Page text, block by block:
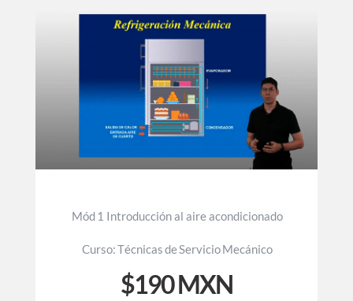
M ó d 1 I n t r o d u c c i ó n a l a i r e a c o n d i c i o n a d o
C u r s o : T é c n i c a s d e S e r v i c i o M e c á n i c o
$190 MXN